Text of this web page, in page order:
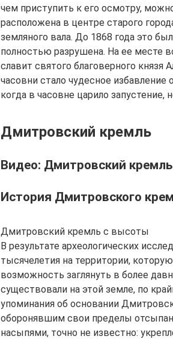
чем приступить к его осмотру,
расположена в центре старого
земляного вала. До 1868 года это
полностью разрушена. На ее месте
славит святого благоверного
часовни стало чудесное
когда в часовне царило
Дмитровский кремль
Видео: Дмитровский кремль
История Дмитровского
Дмитровский кремль с высоты
В результате археологических
тысячелетия на территории,
возможность заглянуть в более
существовали на этой земле, по
упоминания об основании
оборонявшим свои пределы
насыпями, точно не известно: